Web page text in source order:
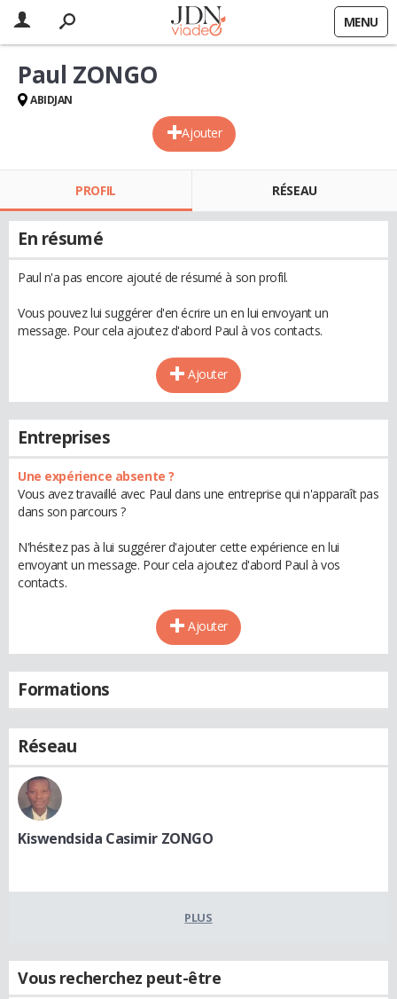
MENU
Ajouter
Paul ZONGO
ABIDJAN
PROFIL RÉSEAU
En résumé
Paul n'a pas encore ajouté de résumé à son profil.
Vous pouvez lui suggérer d'en écrire un en lui envoyant un
message. Pour cela ajoutez d'abord Paul à vos contacts.
Ajouter
Entreprises
Une expérience absente ?
Vous avez travaillé avec Paul dans une entreprise qui n'apparaît pas
dans son parcours ?
N'hésitez pas à lui suggérer d'ajouter cette expérience en lui
envoyant un message. Pour cela ajoutez d'abord Paul à vos
contacts.
Ajouter
Formations
Réseau
Kiswendsida Casimir ZONGO
PLUS
Vous recherchez peut-être